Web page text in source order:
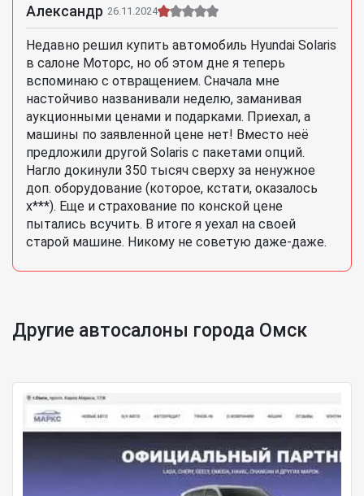
Александр 26.11.2024
Недавно решил купить автомобиль Hyundai Solaris
в салоне Моторс, но об этом дне я теперь
вспоминаю с отвращением. Сначала мне
настойчиво названивали неделю, заманивая
аукционными ценами и подарками. Приехал, а
машины по заявленной цене нет! Вместо неё
предложили другой Solaris с пакетами опций.
Нагло докинули 350 тысяч сверху за ненужное
доп. оборудование (которое, кстати, оказалось
х***). Еще и страхование по конской цене
пытались всучить. В итоге я уехал на своей
старой машине. Никому не советую даже-даже.
Другие автосалоны города Омск